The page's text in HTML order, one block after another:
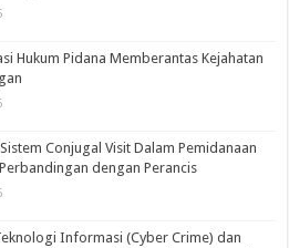
Hukum Pidana Memberantas Kejahatan
Conjugal Visit Dalam Pemidanaan
dengan Perancis
Informasi (Cyber Crime) dan